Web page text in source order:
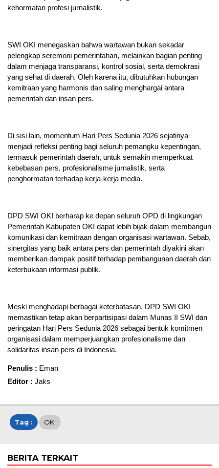
kehormatan profesi jurnalistik.
SWI OKI menegaskan bahwa wartawan bukan sekadar
pelengkap seremoni pemerintahan, melainkan bagian penting
dalam menjaga transparansi, kontrol sosial, serta demokrasi
yang sehat di daerah. Oleh karena itu, dibutuhkan hubungan
kemitraan yang harmonis dan saling menghargai antara
pemerintah dan insan pers.
Di sisi lain, momentum Hari Pers Sedunia 2026 sejatinya
menjadi refleksi penting bagi seluruh pemangku kepentingan,
termasuk pemerintah daerah, untuk semakin memperkuat
kebebasan pers, profesionalisme jurnalistik, serta
penghormatan terhadap kerja-kerja media.
DPD SWI OKI berharap ke depan seluruh OPD di lingkungan
Pemerintah Kabupaten OKI dapat lebih bijak dalam membangun
komunikasi dan kemitraan dengan organisasi wartawan. Sebab,
sinergitas yang baik antara pers dan pemerintah diyakini akan
memberikan dampak positif terhadap pembangunan daerah dan
keterbukaan informasi publik.
Meski menghadapi berbagai keterbatasan, DPD SWI OKI
memastikan tetap akan berpartisipasi dalam Munas II SWI dan
peringatan Hari Pers Sedunia 2026 sebagai bentuk komitmen
organisasi dalam memperjuangkan profesionalisme dan
solidaritas insan pers di Indonesia.
Penulis : Eman
Editor : Jaks
Tag : OKI
BERITA TERKAIT